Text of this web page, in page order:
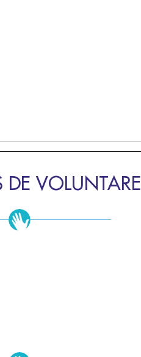
DE VOLUNTARE